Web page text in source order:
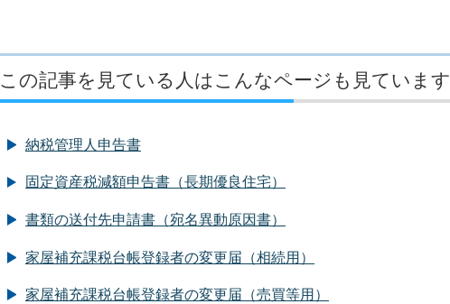
この記事を見ている人はこんなページも見ています
納税管理人申告書
固定資産税減額申告書（長期優良住宅）
書類の送付先申請書（宛名異動原因書）
家屋補充課税台帳登録者の変更届（相続用）
家屋補充課税台帳登録者の変更届（売買等用）